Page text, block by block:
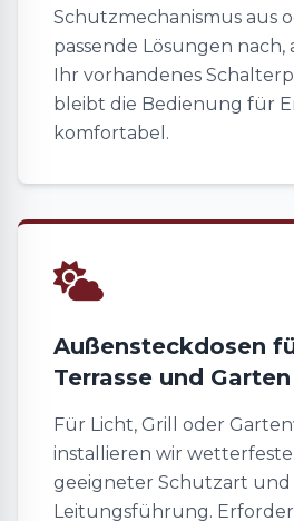
Schutzmechanismus aus
passende Lösungen
Ihr vorhandenes
bleibt die Bedienung für
komfortabel.
Außensteckdosen
Terrasse und Garten
Für Licht, Grill oder
installieren wir
geeigneter Schutzart
Leitungsführung.